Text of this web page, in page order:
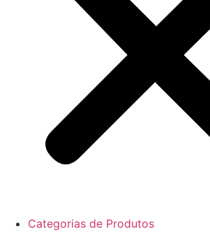
Categorias de Produtos